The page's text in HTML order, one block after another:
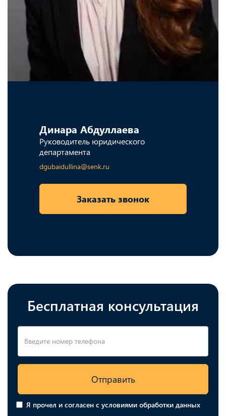
Динара Абдуллаева
Руководитель юридического
департамента
dgubaidullina@senk.ru
Заказать звонок
Бесплатная консультация
Отправить
Я прочел и согласен с условиями обработки данных